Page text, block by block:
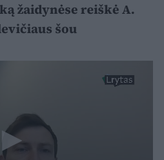
žaidynėse reiškė A.
šou